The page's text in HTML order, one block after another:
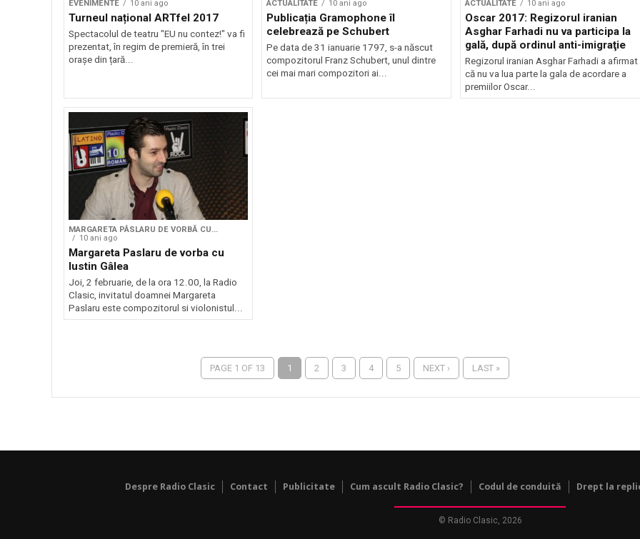
EVENIMENTE 10 ani ago
Turneul național ARTfel 2017
Spectacolul de teatru "EU nu contez!" va fi
prezentat, în regim de premieră, în trei
orașe din țară...
ACTUALITATE 10 ani ago
Publicația Gramophone îl
celebrează pe Schubert
Pe data de 31 ianuarie 1797, s-a născut
compozitorul Franz Schubert, unul dintre
cei mai mari compozitori ai...
ACTUALITATE 10 ani ago
Oscar 2017: Regizorul iranian
Asghar Farhadi nu va participa la
gală, după ordinul anti-imigraţie
Regizorul iranian Asghar Farhadi a afirmat
că nu va lua parte la gala de acordare a
premiilor Oscar...
MARGARETA PÂSLARU DE VORBĂ CU...
10 ani ago
Margareta Paslaru de vorba cu
Iustin Gâlea
Joi, 2 februarie, de la ora 12.00, la Radio
Clasic, invitatul doamnei Margareta
Paslaru este compozitorul si violonistul...
PAGE 1 OF 13 1 2 3 4 5 NEXT › LAST »
Despre Radio Clasic Contact Publicitate Cum ascult Radio Clasic? Codul de conduită Drept la
© Radio Clasic, 2026